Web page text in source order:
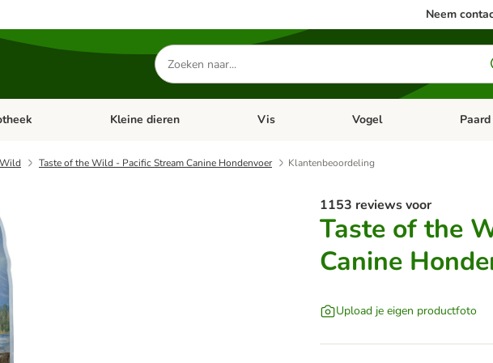
Neem
Zoeken
naar
producten
categorie menu: Kat Open categorie menu: Apotheek
Kleine dieren Open categorie menu: Kleine dieren
Vis Open categorie menu: Vis
Vogel Open
Paard
Taste of the Wild - Pacific Stream Canine Hondenvoer Klantenbeoordeling
1153 reviews voor
Taste of the
Canine
Upload je eigen productfoto